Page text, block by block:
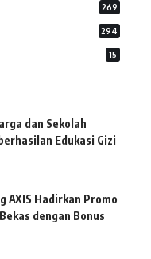
269
294
15
dan Sekolah
Edukasi Gizi
AXIS Hadirkan Promo
dengan Bonus